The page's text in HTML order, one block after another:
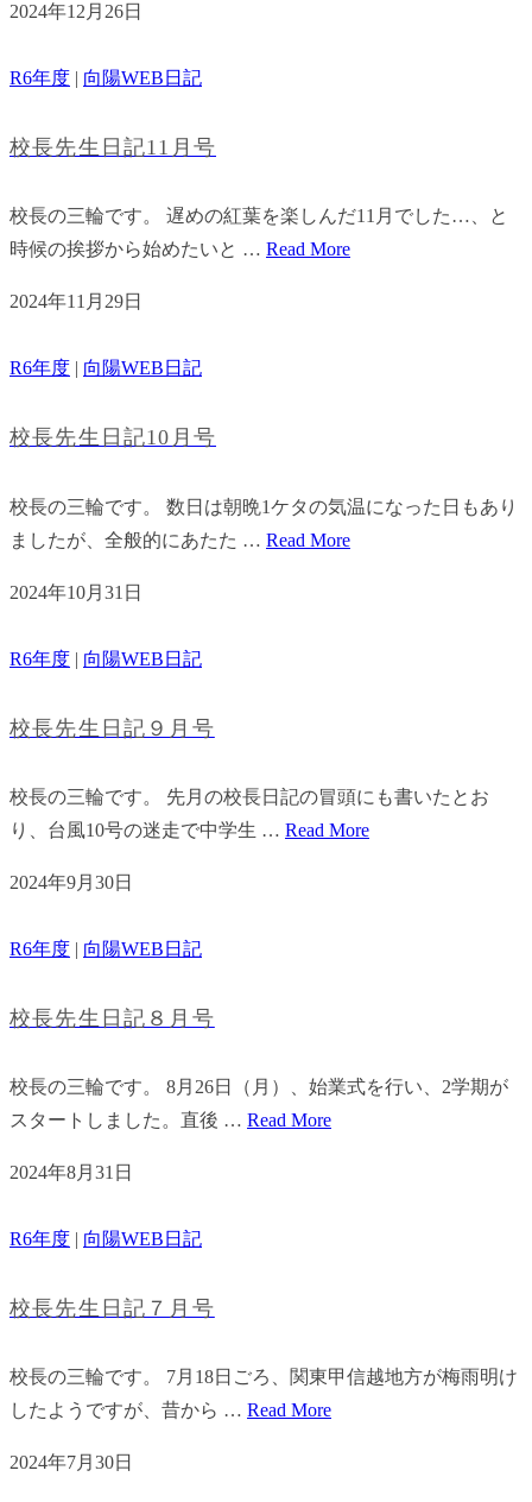
2024年12月26日
R6年度 | 向陽WEB日記
校長先生日記11月号
校長の三輪です。 遅めの紅葉を楽しんだ11月でした…、と
時候の挨拶から始めたいと … Read More
2024年11月29日
R6年度 | 向陽WEB日記
校長先生日記10月号
校長の三輪です。 数日は朝晩1ケタの気温になった日もあり
ましたが、全般的にあたた … Read More
2024年10月31日
R6年度 | 向陽WEB日記
校長先生日記９月号
校長の三輪です。 先月の校長日記の冒頭にも書いたとお
り、台風10号の迷走で中学生 … Read More
2024年9月30日
R6年度 | 向陽WEB日記
校長先生日記８月号
校長の三輪です。 8月26日（月）、始業式を行い、2学期が
スタートしました。直後 … Read More
2024年8月31日
R6年度 | 向陽WEB日記
校長先生日記７月号
校長の三輪です。 7月18日ごろ、関東甲信越地方が梅雨明け
したようですが、昔から … Read More
2024年7月30日